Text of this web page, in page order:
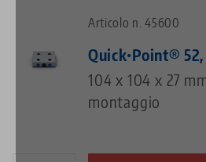
Articolo n. 45600
Quick•Point®
104 x 104 x 27
montaggio